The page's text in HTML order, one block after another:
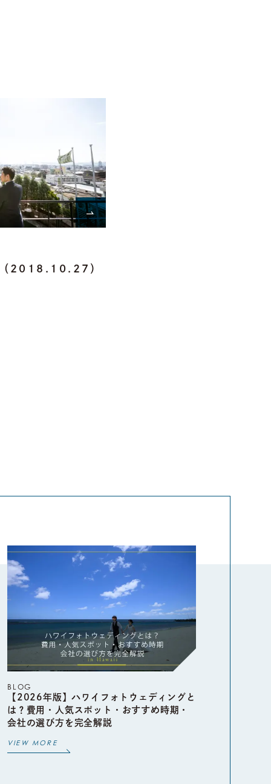
（2018.10.27）
BLOG
【2026年版】ハワイフォトウェディングと
は？費用・人気スポット・おすすめ時期・
会社の選び方を完全解説
VIEW MORE